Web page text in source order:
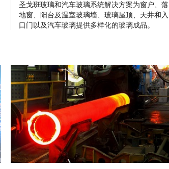
圣戈班玻璃和汽车玻璃系统解决方案为窗户、落
地窗、阳台及温室玻璃墙、玻璃屋顶、天井和入
口门以及汽车玻璃提供多样化的玻璃成品。